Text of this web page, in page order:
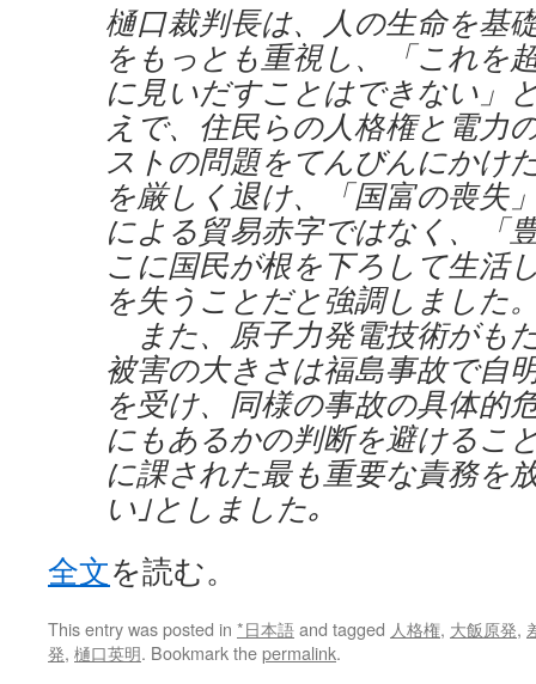
樋口裁判長は、人の生命を基
をもっとも重視し、「これを
に見いだすことはできない」
えで、住民らの人格権と電力
ストの問題をてんびんにかけ
を厳しく退け、「国富の喪失
による貿易赤字ではなく、「
こに国民が根を下ろして生活
を失うことだと強調しました
また、原子力発電技術がも
被害の大きさは福島事故で自
を受け、同様の事故の具体的
にもあるかの判断を避けるこ
に課された最も重要な責務を
い｣としました｡
全文を読む。
This entry was posted in *日本語and tagged 人格権, 大飯原発,
発, 樋口英明. Bookmark thepermalink.